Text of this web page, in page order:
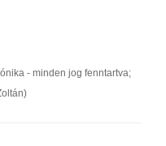
- minden jog fenntartva;